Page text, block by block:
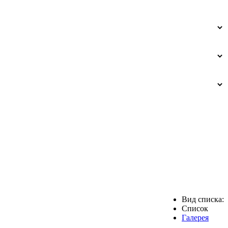
Вид списка:
Список
Галерея